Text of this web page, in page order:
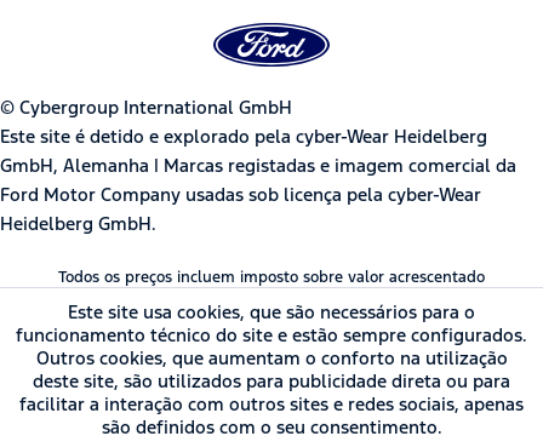
© Cybergroup International GmbH
Este site é detido e explorado pela cyber-Wear Heidelberg
GmbH, Alemanha | Marcas registadas e imagem comercial da
Ford Motor Company usadas sob licença pela cyber-Wear
Heidelberg GmbH.
Todos os preços incluem imposto sobre valor acrescentado
Este site usa cookies, que são necessários para o
funcionamento técnico do site e estão sempre configurados.
Outros cookies, que aumentam o conforto na utilização
deste site, são utilizados para publicidade direta ou para
facilitar a interação com outros sites e redes sociais, apenas
são definidos com o seu consentimento.